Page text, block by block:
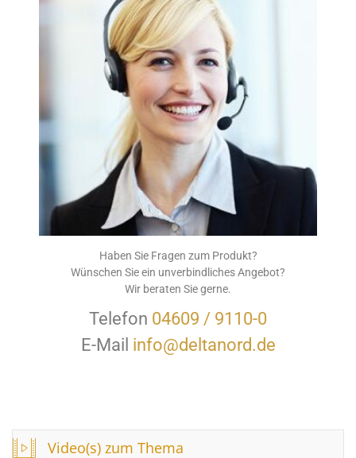
Haben Sie Fragen zum Produkt?
Wünschen Sie ein unverbindliches Angebot?
Wir beraten Sie gerne.
Telefon 04609 / 9110-0
E-Mail info@deltanord.de
Video(s) zum Thema